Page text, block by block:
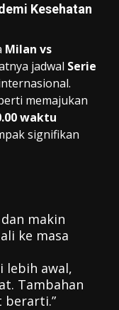
Kesehatan
Milan vs
jadwal Serie
memajukan
waktu
signifikan
makin
ke masa
lebih awal,
Tambahan